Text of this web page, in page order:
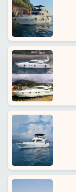
Gizlilik
Politikası
İletişim